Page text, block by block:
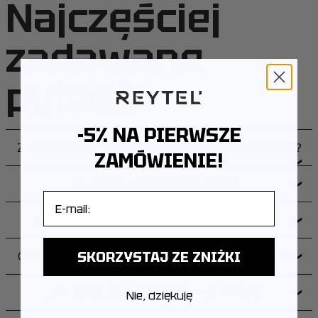
Najczęściej
zadawane
pytania
Z JAKIEGO METALU WYKONANA JEST BIŻUTERIA?
❯
❯
❯
CZY MOGĘ ZWRÓCIĆ LUB WYMIENIĆ PRODUKT? ❯
JAK WYGLĄDA DOSTAWA I ILE TRWA? ❯
-5% NA PIERWSZE
ZAMÓWIENIE!
SKORZYSTAJ ZE ZNIŻKI
Nie, dziękuję